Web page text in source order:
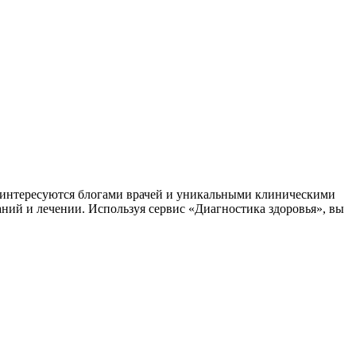
блогами врачей и уникальными клиническими
и лечении. Используя сервис «Диагностика здоровья», вы